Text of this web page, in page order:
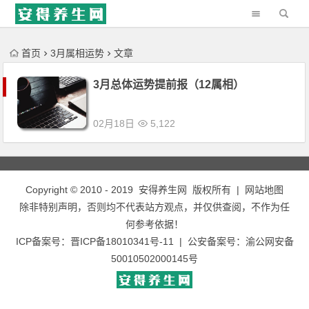
'); })();
首页 3月属相运势 文章
3月总体运势提前报（12属相）
02月18日 5,122
Copyright © 2010 - 2019 安得养生网 版权所有 |
网站地图
除非特别声明，否则均不代表站方观点，并仅供查阅，不作为任
何参考依据！
ICP备案号： 晋ICP备18010341号-11 | 公安备案号： 渝公网安备
50010502000145号